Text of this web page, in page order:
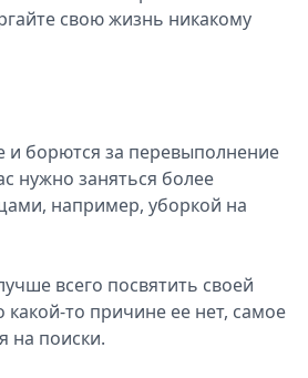
свою жизнь никакому
и борются за перевыполнение
нужно заняться более
например, уборкой на
всего посвятить своей
какой-то причине ее нет, самое
на поиски.